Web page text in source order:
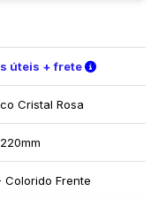
úteis + frete Verifique
Cristal Rosa
Frente